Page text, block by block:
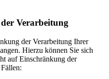
Verarbeitung
der Verarbeitung Ihrer
Hierzu können Sie sich
auf Einschränkung der